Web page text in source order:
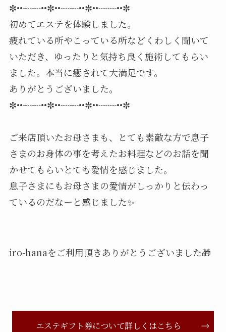
✼••┈┈••✼••┈┈••✼••┈┈••✼
初めてエステを体験しました。
疲れている所やこっている所などくわしく聞いて
いただき、ゆったりと気持ち良く施術してもらい
ました。本当に癒されて大満足です。
ありがとうございました。
✼••┈┈••✼••┈┈••✼••┈┈••✼
ご来店頂いたお母さまも、とても素敵な方で息子
さまのお身体の事を考えたお料理などのお話を聞
かせてもらいとても愛情を感じました。
息子さまにもお母さまの愛情がしっかりと伝わっ
ているのだなーと感じました✨
iro-hanaをご利用頂きありがとうございました🎁
エステギフト券について詳しくはこちら